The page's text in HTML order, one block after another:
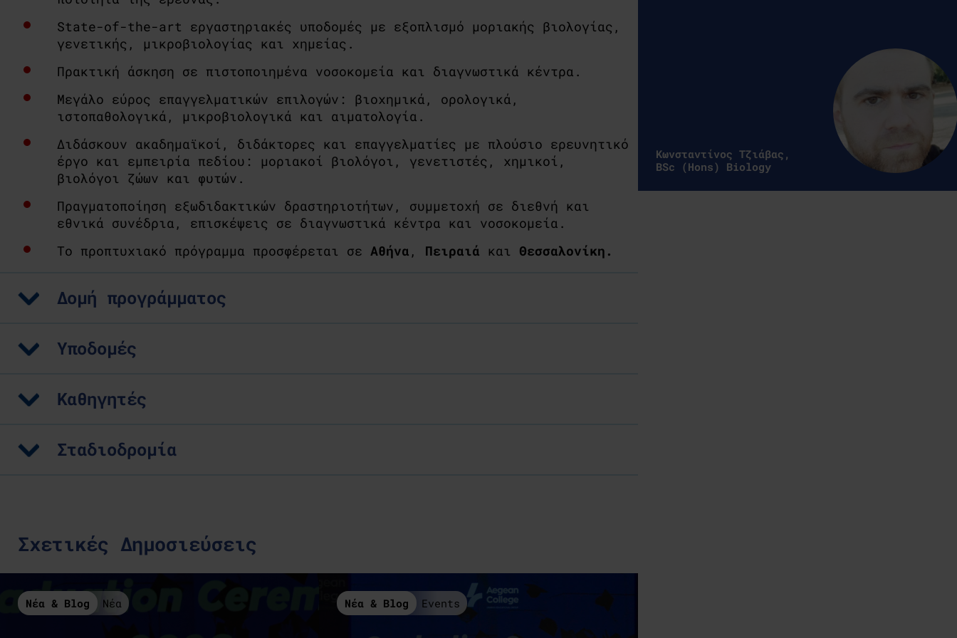
State-of-the-art εργαστηριακές υποδομές με εξοπλισμό μοριακής βιολογίας,
γενετικής, μικροβιολογίας και χημείας.
Πρακτική άσκηση σε πιστοποιημένα νοσοκομεία και διαγνωστικά κέντρα.
Μεγάλο εύρος επαγγελματικών επιλογών: βιοχημικά, ορολογικά,
ιστοπαθολογικά, μικροβιολογικά και αιματολογία.
Διδάσκουν ακαδημαϊκοί, διδάκτορες και επαγγελματίες με πλούσιο ερευνητικό
έργο και εμπειρία πεδίου: μοριακοί βιολόγοι, γενετιστές, χημικοί,
βιολόγοι ζώων και φυτών.
Πραγματοποίηση εξωδιδακτικών δραστηριοτήτων, συμμετοχή σε διεθνή και
εθνικά συνέδρια, επισκέψεις σε διαγνωστικά κέντρα και νοσοκομεία.
Το προπτυχιακό πρόγραμμα προσφέρεται σε Αθήνα , Πειραιά και Θεσσαλονίκη.
Δομή προγράμματος
Υποδομές
Καθηγητές
Σταδιοδρομία
Σχετικές Δημοσιεύσεις
Νέα & Blog Νέα Νέα & Blog Events
Αλέξανδρος
Αναγνωστάκης,
BSc (Hons)
Business
Administration
Κωνσταντίνος Τζιάβας,
BSc (Hons) Biology
και Canterbury Christ Church